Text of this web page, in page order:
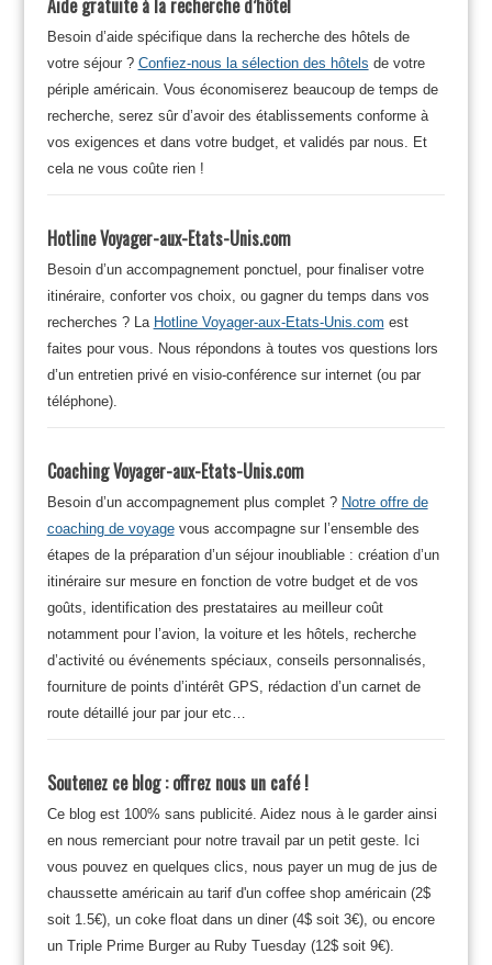
Besoin d’aide spécifique dans la recherche des hôtels de
votre séjour ? Confiez-nous la sélection des hôtels de votre
périple américain. Vous économiserez beaucoup de temps de
recherche, serez sûr d’avoir des établissements conforme à
vos exigences et dans votre budget, et validés par nous. Et
cela ne vous coûte rien !
Hotline Voyager-aux-Etats-Unis.com
Besoin d’un accompagnement ponctuel, pour finaliser votre
itinéraire, conforter vos choix, ou gagner du temps dans vos
recherches ? La Hotline Voyager-aux-Etats-Unis.com est
faites pour vous. Nous répondons à toutes vos questions lors
d’un entretien privé en visio-conférence sur internet (ou par
téléphone).
Coaching Voyager-aux-Etats-Unis.com
Besoin d’un accompagnement plus complet ? Notre offre de
coaching de voyagevous accompagne sur l’ensemble des
étapes de la préparation d’un séjour inoubliable : création d’un
itinéraire sur mesure en fonction de votre budget et de vos
goûts, identification des prestataires au meilleur coût
notamment pour l’avion, la voiture et les hôtels, recherche
d’activité ou événements spéciaux, conseils personnalisés,
fourniture de points d’intérêt GPS, rédaction d’un carnet de
route détaillé jour par jour etc…
Soutenez ce blog : offrez nous un café !
Ce blog est 100% sans publicité. Aidez nous à le garder ainsi
en nous remerciant pour notre travail par un petit geste. Ici
vous pouvez en quelques clics, nous payer un mug de jus de
chaussette américain au tarif d'un coffee shop américain (2$
soit 1.5€), un coke float dans un diner (4$ soit 3€), ou encore
un Triple Prime Burger au Ruby Tuesday (12$ soit 9€).